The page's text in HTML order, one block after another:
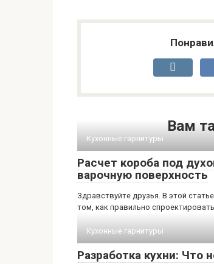
Вам
Кухонные гарнитуры
Расчет короба под
варочную поверхность
Здравствуйте друзья. В этой
том, как правильно
Кухонные гарнитуры
Разработка кухни: Что